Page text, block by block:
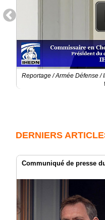
Reportage / Armée Défense /
DERNIERS
Communiqué de presse